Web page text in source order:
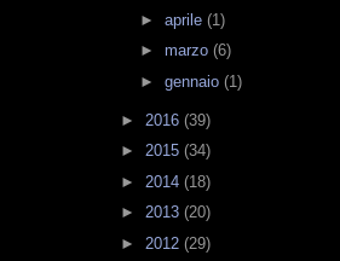
► aprile (1)
► marzo (6)
► gennaio (1)
► 2016 (39)
► 2015 (34)
► 2014 (18)
► 2013 (20)
► 2012 (29)